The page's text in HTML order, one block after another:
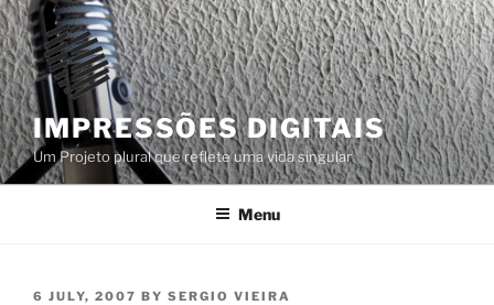
Skip
to
content
IMPRESSÕES DIGITAIS
Um Projeto plural que reflete uma vida singular
Menu
POSTED
6 JULY, 2007 BY SERGIO VIEIRA